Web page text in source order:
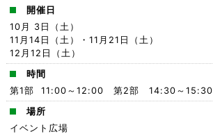
開催日
10月 3日（土）
11月14日（土）・11月21日（土）
12月12日（土）
時間
第1部 11:00～12:00 第2部 14:30～15:30
場所
イベント広場